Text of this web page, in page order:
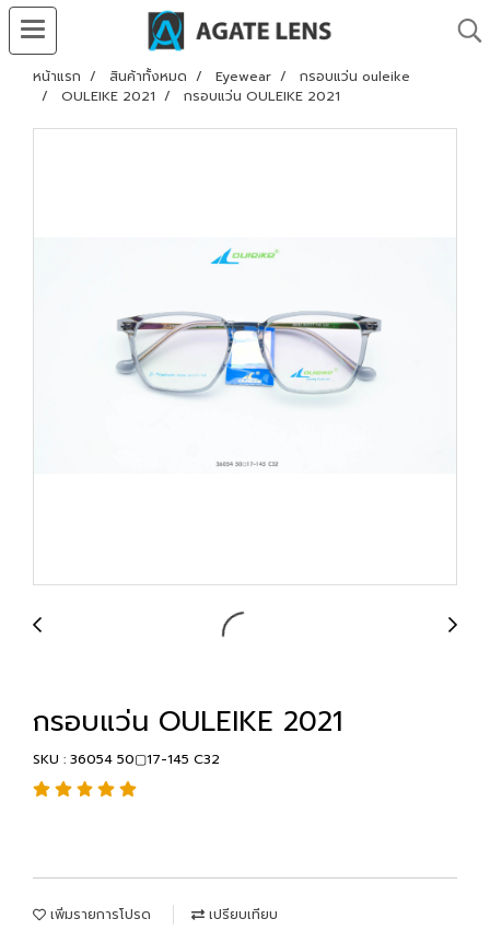
หน้าแรก สินค้าทั้งหมด Eyewear
กรอบแว่น ouleike
OULEIKE 2021
กรอบแว่น OULEIKE 2021
กรอบแว่น OULEIKE 2021
SKU : 36054 50▢17-145 C32
เพิ่มรายการโปรด เปรียบเทียบ